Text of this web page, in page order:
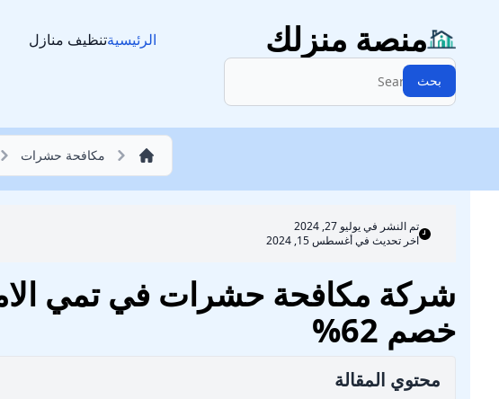
منصة منزلك
البحث:
بحث
الرئيسيةتنظيف منازل
مكافحة حشرات
تم النشر فييوليو 27, 2024
اخر تحديث في أغسطس 15, 2024
خصم 62%
محتوي المقالة